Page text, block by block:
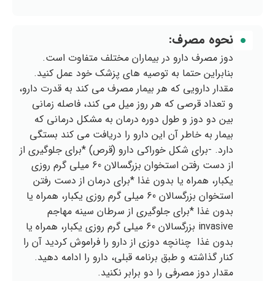
نحوه مصرف:
دوز مصرف دارو در بیماران مختلف متفاوت است.
بنابراین حتما به توصیه های پزشک خود عمل کنید.
مقدار دارویی که هر بیمار مصرف می کند به قدرت دارو،
و تعداد قرصی که هر روز میل می کند، فاصله زمانی
بین دو دوز و طول دوره درمان به مشکل درمانی که
بیمار به خاطر آن این دارو را دریافت می کند بستگی
دارد. -برای شکل خوراکی دارو (قرص) *برای جلوگیری از
از دست رفتن استخوان بزرگسالان 60 میلی گرم روزی
یکبار، همراه یا بدون غذا *برای درمان از دست رفتن
استخوان بزرگسالان 60 میلی گرم روزی یکبار، همراه یا
بدون غذا *برای جلوگیری از سرطان سینه مهاجم
‪invasive‬ بزرگسالان 60 میلی گرم روزی یکبار، همراه یا
بدون غذا چنانچه دوزی از دارو را فراموش کردید آن را
کنار گذاشته و طبق برنامه قبلی، دارو را ادامه دهید.
مقدار دوز مصرفی را دو برابر نکنید.